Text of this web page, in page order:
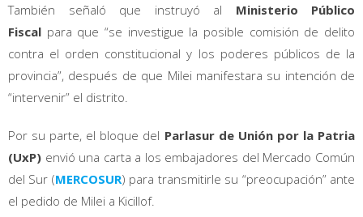
También señaló que instruyó al Ministerio Público
Fiscal para que “se investigue la posible comisión de delito
contra el orden constitucional y los poderes públicos de la
provincia”, después de que Milei manifestara su intención de
“intervenir” el distrito.
Por su parte, el bloque del Parlasur de Unión por la Patria
(UxP) envió una carta a los embajadores del Mercado Común
del Sur (MERCOSUR) para transmitirle su “preocupación” ante
el pedido de Milei a Kicillof.